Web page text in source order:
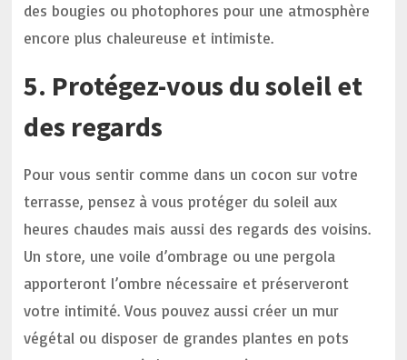
des bougies ou photophores pour une atmosphère
encore plus chaleureuse et intimiste.
5. Protégez-vous du soleil et
des regards
Pour vous sentir comme dans un cocon sur votre
terrasse, pensez à vous protéger du soleil aux
heures chaudes mais aussi des regards des voisins.
Un store, une voile d’ombrage ou une pergola
apporteront l’ombre nécessaire et préserveront
votre intimité. Vous pouvez aussi créer un mur
végétal ou disposer de grandes plantes en pots